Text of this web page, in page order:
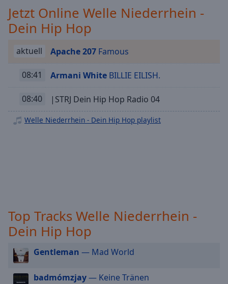
settings
opens
subtitles
dialog
off,
Track
window.
Beginning
dialog
window.
Welle Niederrhein - Dein Rock Radio
Welle Niederrhein - Dein Schlager Radio
Welle Niederrhein - Dein Urban Radio
Welle Niederrhein - Dein 2000er
Welle Niederrhein - Dein Rock Classic
Jetzt Online Welle Niederrhein -
Dein Hip Hop
aktuell Apache 207 Famous
08:41 Armani White BILLIE EILISH.
08:40 |STRJ Dein Hip Hop Radio 04
Welle Niederrhein - Dein Hip Hop playlist
Top Tracks Welle Niederrhein -
Dein Hip Hop
Gentleman — Mad World
badmómzjay— Keine Tränen